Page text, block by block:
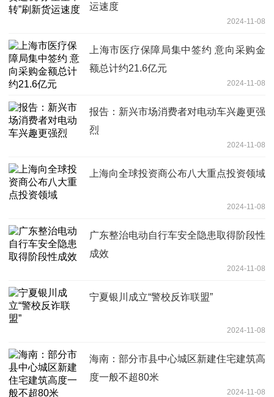
运速度
2024-11-08
上海市医疗保障局集中签约 意向采购金
额总计约21.6亿元
2024-11-08
报告：新兴市场消费者对电动车兴趣更强
烈
2024-11-08
上海向全球投资商公布八大重点投资领域
2024-11-08
广东整治电动自行车安全隐患取得阶段性
成效
2024-11-08
宁夏银川成立“警校反诈联盟”
2024-11-08
海南：部分市县中心城区新建住宅建筑高
度一般不超80米
2024-11-08